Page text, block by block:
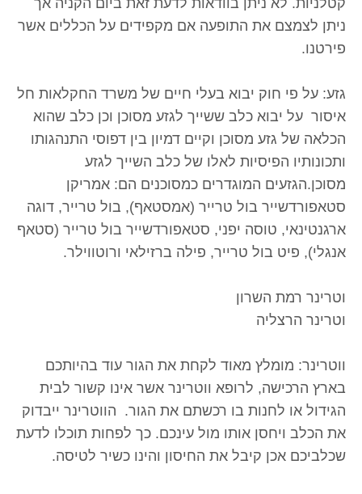
קטלניות. לא ניתן בוודאות לדעת זאת ביום הקניה אך
ניתן לצמצם את התופעה אם מקפידים על הכללים אשר
פירטנו.
גזע: על פי חוק יבוא בעלי חיים של משרד החקלאות חל
איסור על יבוא כלב ששייך לגזע מסוכן וכן כלב שהוא
הכלאה של גזע מסוכן וקיים דמיון בין דפוסי התנהגותו
ותכונותיו הפיסיות לאלו של כלב השייך לגזע
מסוכן.הגזעים המוגדרים כמסוכנים הם: אמריקן
סטאפורדשייר בול טרייר (אמסטאף), בול טרייר, דוגה
ארגנטינאי, טוסה יפני, סטאפורדשייר בול טרייר (סטאף
אנגלי), פיט בול טרייר, פילה ברזילאי ורוטווילר.
וטרינר רמת השרון
וטרינר הרצליה
ווטרינר: מומלץ מאוד לקחת את הגור עוד בהיותכם
בארץ הרכישה, לרופא ווטרינר אשר אינו קשור לבית
הגידול או לחנות בו רכשתם את הגור. הווטרינר ייבדוק
את הכלב ויחסן אותו מול עינכם. כך לפחות תוכלו לדעת
שכלביכם אכן קיבל את החיסון והינו כשיר לטיסה.